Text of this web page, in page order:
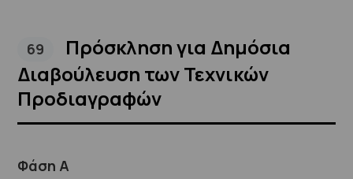
69
Πρόσκληση για Δημόσια
Διαβούλευση των Τεχνικών
Προδιαγραφών
Φάση Α